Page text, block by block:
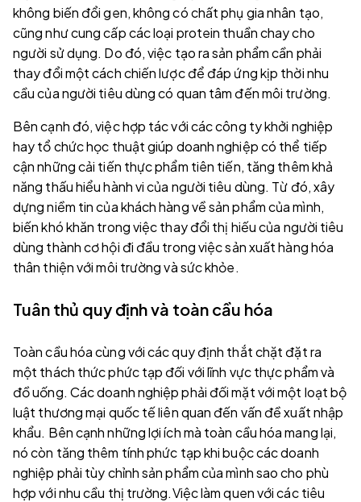
không biến đổi gen, không có chất phụ gia nhân tạo,
cũng như cung cấp các loại protein thuần chay cho
người sử dụng. Do đó, việc tạo ra sản phẩm cần phải
thay đổi một cách chiến lược để đáp ứng kịp thời nhu
cầu của người tiêu dùng có quan tâm đến môi trường.
Bên cạnh đó, việc hợp tác với các công ty khởi nghiệp
hay tổ chức học thuật giúp doanh nghiệp có thể tiếp
cận những cải tiến thực phẩm tiên tiến, tăng thêm khả
năng thấu hiểu hành vi của người tiêu dùng. Từ đó, xây
dựng niềm tin của khách hàng về sản phẩm của mình,
biến khó khăn trong việc thay đổi thị hiếu của người tiêu
dùng thành cơ hội đi đầu trong việc sản xuất hàng hóa
thân thiện với môi trường và sức khỏe.
Tuân thủ quy định và toàn cầu hóa
Toàn cầu hóa cùng với các quy định thắt chặt đặt ra
một thách thức phức tạp đối với lĩnh vực thực phẩm và
đồ uống. Các doanh nghiệp phải đối mặt với một loạt bộ
luật thương mại quốc tế liên quan đến vấn đề xuất nhập
khẩu. Bên cạnh những lợi ích mà toàn cầu hóa mang lại,
nó còn tăng thêm tính phức tạp khi buộc các doanh
nghiệp phải tùy chỉnh sản phẩm của mình sao cho phù
hợp với nhu cầu thị trường.Việc làm quen với các tiêu